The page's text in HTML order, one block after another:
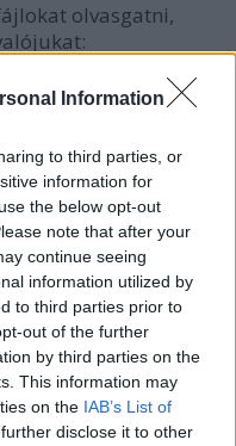
Information
to third parties, or
information for
the below opt-out
note that after your
continue seeing
information utilized by
to third parties prior to
out of the further
by third parties on the
This information may
on the IAB’s List of
disclose it to other
olvasgatni,
az általam kért
azokról
voltak.
mi volt, és akkor
adatok köre, vagy
tág a kért adatok
hogy mi is volt a
azonban arról
e köztük titkosak,
amikor azt
adatok.
sem áll